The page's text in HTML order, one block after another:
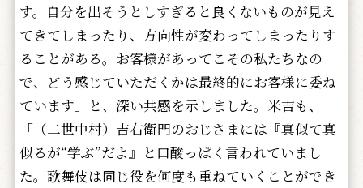
す。自分を出そうとしすぎると良くないものが見え
てきてしまったり、方向性が変わってしまったりす
ることがある。お客様があってこその私たちなの
で、どう感じていただくかは最終的にお客様に委ね
ています」と、深い共感を示しました。米吉も、
「（二世中村）吉右衛門のおじさまには『真似て真
似るが“学ぶ”だよ』と口酸っぱく言われていまし
た。歌舞伎は同じ役を何度も重ねていくことができ